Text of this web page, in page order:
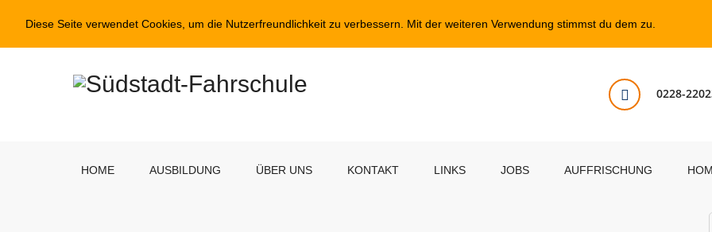
0228-
HOME AUSBILDUNG ÜBER UNS KONTAKT LINKS JOBS AUFFRISCHUNG
Diese Seite verwendet Cookies, um die Nutzerfreundlichkeit zu verbessern. Mit der weiteren Verwendung stimmst du dem zu.